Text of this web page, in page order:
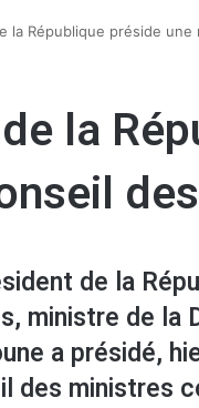
la République préside
la
de la
ministre de la
a présidé,
des ministres